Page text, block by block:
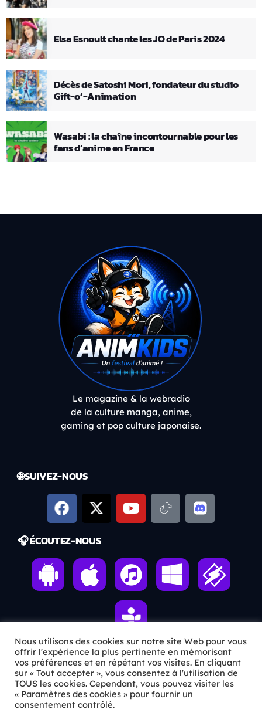
Elsa Esnoult chante les JO de Paris 2024
Décès de Satoshi Mori, fondateur du studio
Gift-o’-Animation
Wasabi : la chaîne incontournable pour les
fans d’anime en France
Le magazine & la webradio
de la culture manga, anime,
gaming et pop culture japonaise.
🌐 SUIVEZ-NOUS
🎧 ÉCOUTEZ-NOUS
ℹ️ INFOS PRATIQUES
✉️Contact
Nous utilisons des cookies sur notre site Web pour vous
offrir l'expérience la plus pertinente en mémorisant
vos préférences et en répétant vos visites. En cliquant
sur « Tout accepter », vous consentez à l'utilisation de
TOUS les cookies. Cependant, vous pouvez visiter les
« Paramètres des cookies » pour fournir un
consentement contrôlé.